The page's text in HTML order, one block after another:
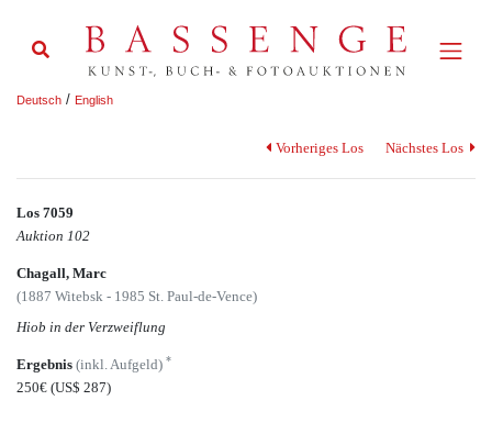
Deutsch / English
Vorheriges Los Nächstes Los
Los 7059
Auktion 102
Chagall, Marc
(1887 Witebsk - 1985 St. Paul-de-Vence)
Hiob in der Verzweiflung
Ergebnis (inkl. Aufgeld) *
250€ (US$ 287)